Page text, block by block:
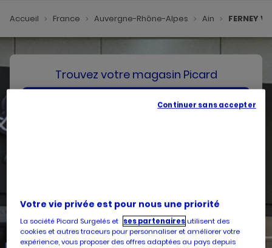
Accueil France Auvergne-Rhône-Alpes Ain FERNEY
Trouvez votre magasin Picard
SE GÉOLOCALISER
Votre vie privée est pour nous une priorité
La société Picard Surgelés et ses partenairesutilisent des
cookies et autres traceurs pour personnaliser et améliorer votre
expérience, vous proposer des offres adaptées au pays depuis
Continuer sans accepter